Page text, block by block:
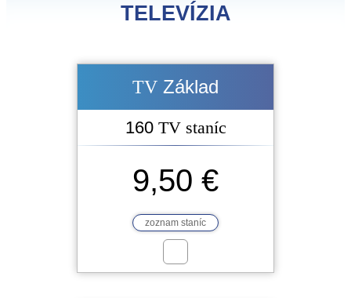
TELEVÍZIA
TV Základ
160 TV staníc
9,50 €
zoznam staníc